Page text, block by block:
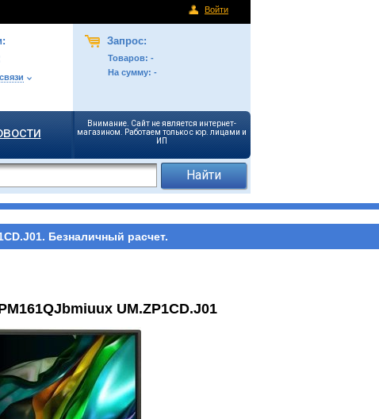
Войти
Запрос:
Товаров: -
На сумму: -
Внимание. Сайт не является интернет-
магазином. Работаем только с юр. лицами и
ИП
Безналичный расчет.
UM.ZP1CD.J01